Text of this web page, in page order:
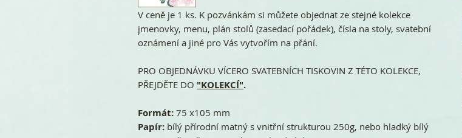
V ceně je 1 ks. K pozvánkám si můžete objednat ze stejné kolekce
jmenovky, menu, plán stolů (zasedací pořádek), čísla na stoly, svatební
oznámení a jiné pro Vás vytvořím na přání.
PRO OBJEDNÁVKU VÍCERO SVATEBNÍCH TISKOVIN Z TÉTO KOLEKCE,
PŘEJDĚTE DO "KOLEKCÍ".
Formát: 75 x105 mm
Papír: bílý přírodní matný s vnitřní strukturou 250g, nebo hladký bílý